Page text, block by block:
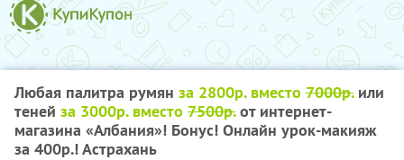
Любая палитра румян за 2800р. вместо 7000р.или
теней за 3000р. вместо 7500р.от интернет-
магазина «Албания»! Бонус! Онлайн урок-макияж
за 400р.! Астрахань